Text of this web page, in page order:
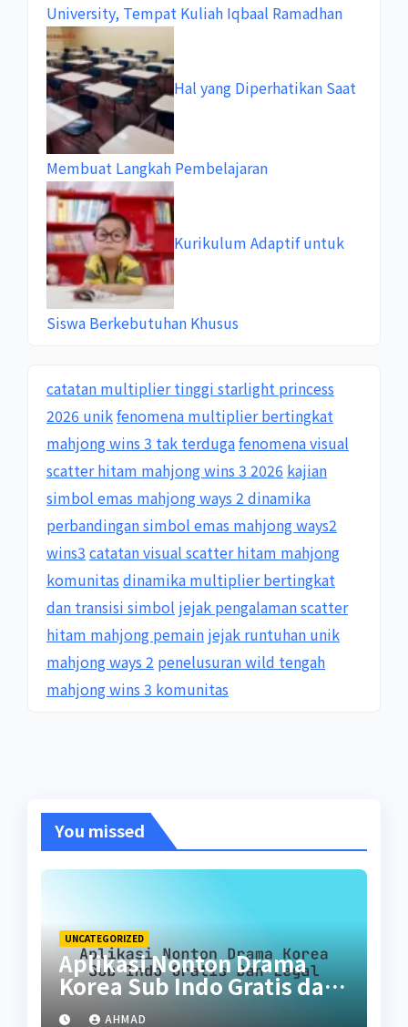
University, Tempat Kuliah Iqbaal Ramadhan
Hal yang Diperhatikan Saat
Membuat Langkah Pembelajaran
Kurikulum Adaptif untuk
Siswa Berkebutuhan Khusus
catatan multiplier tinggi starlight princess
2026 unikfenomena multiplier bertingkat
mahjong wins 3 tak terdugafenomena visual
scatter hitam mahjong wins 3 2026 kajian
simbol emas mahjong ways 2 dinamika
perbandingan simbol emas mahjong ways2
wins3 catatan visual scatter hitam mahjong
komunitas dinamika multiplier bertingkat
dan transisi simbol jejak pengalaman scatter
hitam mahjong pemain jejak runtuhan unik
mahjong ways 2 penelusuran wild tengah
mahjong wins 3 komunitas
You missed
UNCATEGORIZED
Aplikasi Nonton Drama
Korea Sub Indo Gratis dan
LegalAHMAD